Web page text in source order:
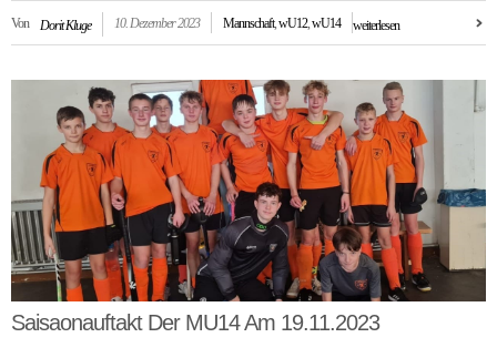
Von Dorit Kluge 10. Dezember 2023 Mannschaft,wU12,wU14 weiterlesen
Saisaonauftakt Der MU14 Am 19.11.2023